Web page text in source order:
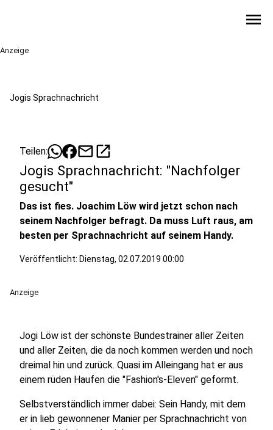
menu
Anzeige
Jogis Sprachnachricht
Teilen: mailopen_in_new
Jogis Sprachnachricht: "Nachfolger
gesucht"
Das ist fies. Joachim Löw wird jetzt schon nach
seinem Nachfolger befragt. Da muss Luft raus, am
besten per Sprachnachricht auf seinem Handy.
Veröffentlicht: Dienstag, 02.07.2019 00:00
Anzeige
Jogi Löw ist der schönste Bundestrainer aller Zeiten
und aller Zeiten, die da noch kommen werden und noch
dreimal hin und zurück. Quasi im Alleingang hat er aus
einem rüden Haufen die "Fashion's-Eleven" geformt.
Selbstverständlich immer dabei: Sein Handy, mit dem
er in lieb gewonnener Manier per Sprachnachricht von